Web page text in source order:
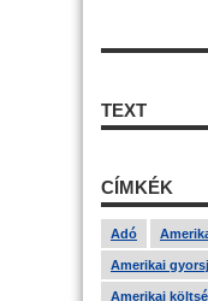
TEXT
CÍMKÉK
Adó
Amerikai
Amerikai